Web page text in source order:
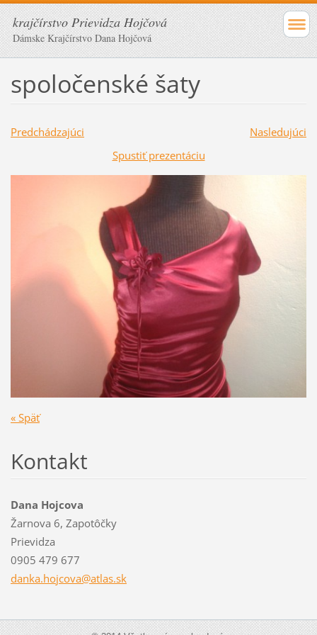
krajčírstvo Prievidza Hojčová
Dámske Krajčírstvo Dana Hojčová
spoločenské šaty
Predchádzajúci
Nasledujúci
Spustiť prezentáciu
« Späť
Kontakt
Dana Hojcova
Žarnova 6, Zapotôčky
Prievidza
0905 479 677
danka.hojcova@atlas.sk